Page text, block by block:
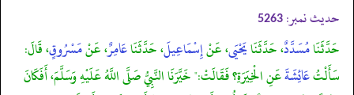
حدیث نمبر: 5263
حَدَّثَنَامُسَدَّدٌ، حَدَّثَنَايَحْيَى، عَنْإِسْمَاعِيلَ، حَدَّثَنَاعَامِرٌ، عَنْمَسْرُوقٍ، قَالَ:
سَأَلْتُعَائِشَةَعَنِ الْخِيَرَةِ؟ فَقَالَتْ:" خَيَّرَنَا النَّبِيُّ صَلَّى اللَّهُ عَلَيْهِ وَسَلَّمَ، أَفَكَانَ